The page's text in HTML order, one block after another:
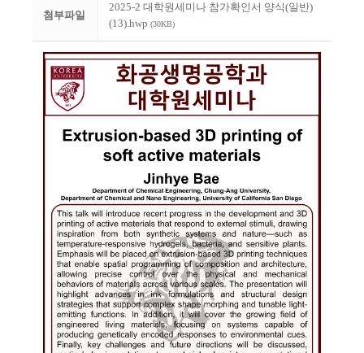
첨부파일
2025-2 대학원세미나 참가확인서 양식(일반)
(13).hwp (30KB)